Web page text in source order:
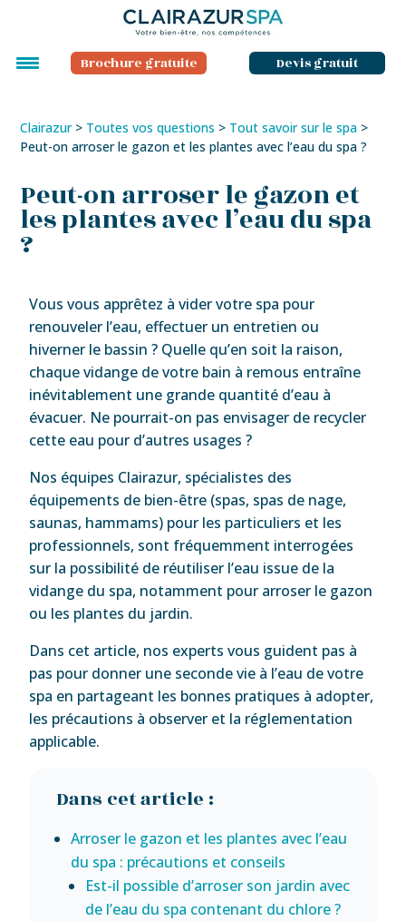
Brochure gratuite Devis gratuit
Clairazur> Toutes vos questions > Tout savoir sur le spa >
Peut-on arroser le gazon et les plantes avec l’eau du spa ?
Peut-on arroser le gazon et
les plantes avec l’eau du spa
?
Vous vous apprêtez à vider votre spa pour
renouveler l’eau, effectuer un entretien ou
hiverner le bassin ? Quelle qu’en soit la raison,
chaque vidange de votre bain à remous entraîne
inévitablement une grande quantité d’eau à
évacuer. Ne pourrait-on pas envisager de recycler
cette eau pour d’autres usages ?
Nos équipes Clairazur, spécialistes des
équipements de bien-être (spas, spas de nage,
saunas, hammams) pour les particuliers et les
professionnels, sont fréquemment interrogées
sur la possibilité de réutiliser l’eau issue de la
vidange du spa, notamment pour arroser le gazon
ou les plantes du jardin.
Dans cet article, nos experts vous guident pas à
pas pour donner une seconde vie à l’eau de votre
spa en partageant les bonnes pratiques à adopter,
les précautions à observer et la réglementation
applicable.
Dans cet article :
Arroser le gazon et les plantes avec l’eau
du spa : précautions et conseils
Est-il possible d’arroser son jardin avec
de l’eau du spa contenant du chlore ?